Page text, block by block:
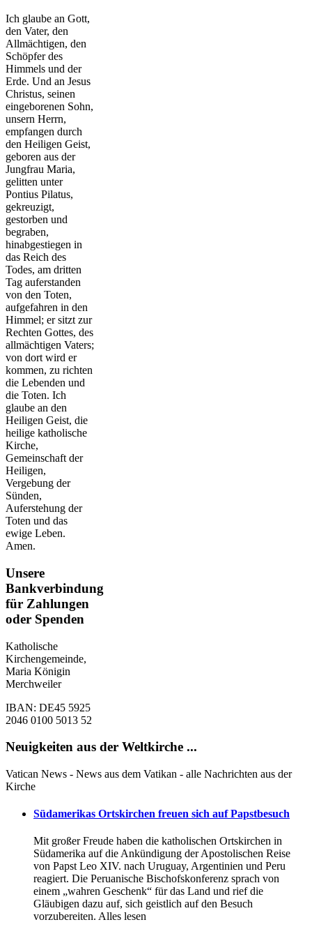
Ich glaube an Gott,
den Vater, den
Allmächtigen, den
Schöpfer des
Himmels und der
Erde. Und an Jesus
Christus, seinen
eingeborenen Sohn,
unsern Herrn,
empfangen durch
den Heiligen Geist,
geboren aus der
Jungfrau Maria,
gelitten unter
Pontius Pilatus,
gekreuzigt,
gestorben und
begraben,
hinabgestiegen in
das Reich des
Todes, am dritten
Tag auferstanden
von den Toten,
aufgefahren in den
Himmel; er sitzt zur
Rechten Gottes, des
allmächtigen Vaters;
von dort wird er
kommen, zu richten
die Lebenden und
die Toten. Ich
glaube an den
Heiligen Geist, die
heilige katholische
Kirche,
Gemeinschaft der
Heiligen,
Vergebung der
Sünden,
Auferstehung der
Toten und das
ewige Leben.
Amen.
Unsere
Bankverbindung
für Zahlungen
oder Spenden
Katholische
Kirchengemeinde,
Maria Königin
Merchweiler
IBAN: DE45 5925
2046 0100 5013 52
Neuigkeiten aus der Weltkirche ...
Vatican News - News aus dem Vatikan - alle Nachrichten aus der
Kirche
Südamerikas Ortskirchen freuen sich auf Papstbesuch
Mit großer Freude haben die katholischen Ortskirchen in
Südamerika auf die Ankündigung der Apostolischen Reise
von Papst Leo XIV. nach Uruguay, Argentinien und Peru
reagiert. Die Peruanische Bischofskonferenz sprach von
einem „wahren Geschenk“ für das Land und rief die
Gläubigen dazu auf, sich geistlich auf den Besuch
vorzubereiten. Alles lesen